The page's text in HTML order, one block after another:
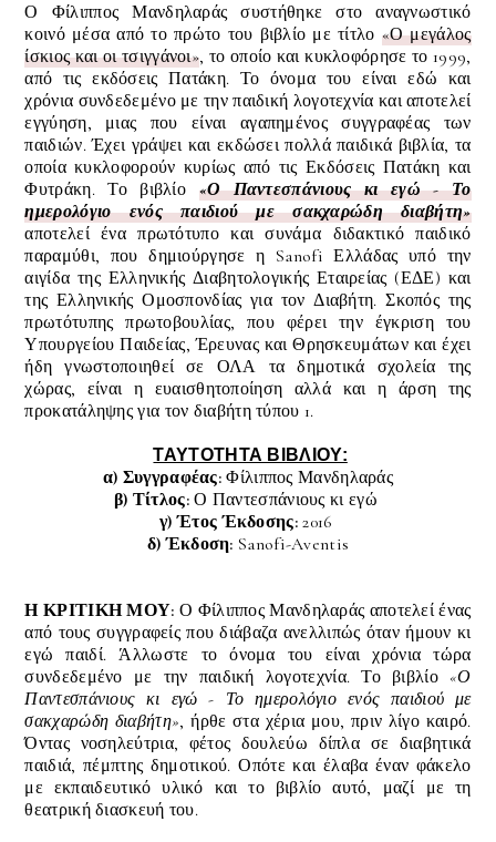
Ο Φίλιππος Μανδηλαράς συστήθηκε στο αναγνωστικό
κοινό μέσα από το πρώτο του βιβλίο με τίτλο «Ο μεγάλος
ίσκιος και οι τσιγγάνοι», το οποίο και κυκλοφόρησε το 1999,
από τις εκδόσεις Πατάκη. Το όνομα του είναι εδώ και
χρόνια συνδεδεμένο με την παιδική λογοτεχνία και αποτελεί
εγγύηση, μιας που είναι αγαπημένος συγγραφέας των
παιδιών. Έχει γράψει και εκδώσει πολλά παιδικά βιβλία, τα
οποία κυκλοφορούν κυρίως από τις Εκδόσεις Πατάκη και
Φυτράκη. Το βιβλίο «Ο Παντεσπάνιους κι εγώ - Το
ημερολόγιο ενός παιδιού με σακχαρώδη διαβήτη»
αποτελεί ένα πρωτότυπο και συνάμα διδακτικό παιδικό
παραμύθι, που δημιούργησε η Sanofi Ελλάδας υπό την
αιγίδα της Ελληνικής Διαβητολογικής Εταιρείας (ΕΔΕ) και
της Ελληνικής Ομοσπονδίας για τον Διαβήτη.Σκοπός της
πρωτότυπης πρωτοβουλίας, που φέρει την έγκριση του
Υπουργείου Παιδείας, Έρευνας και Θρησκευμάτων και έχει
ήδη γνωστοποιηθεί σε ΟΛΑ τα δημοτικά σχολεία της
χώρας, είναι η ευαισθητοποίηση αλλά και η άρση της
προκατάληψης για τον διαβήτη τύπου 1.
ΤΑΥΤΟΤΗΤΑ ΒΙΒΛΙΟΥ:
α) Συγγραφέας: Φίλιππος Μανδηλαράς
β) Τίτλος:Ο Παντεσπάνιους κι εγώ
γ) Έτος Έκδοσης: 2016
δ) Έκδοση: Sanofi-Aventis
Η ΚΡΙΤΙΚΗ ΜΟΥ: Ο Φίλιππος Μανδηλαράς αποτελεί ένας
από τους συγγραφείς που διάβαζα ανελλιπώς όταν ήμουν κι
εγώ παιδί. Άλλωστε το όνομα του είναι χρόνια τώρα
συνδεδεμένο με την παιδική λογοτεχνία. Το βιβλίο «Ο
Παντεσπάνιους κι εγώ - Το ημερολόγιο ενός παιδιού με
σακχαρώδη διαβήτη», ήρθε στα χέρια μου, πριν λίγο καιρό.
Όντας νοσηλεύτρια, φέτος δουλεύω δίπλα σε διαβητικά
παιδιά, πέμπτης δημοτικού. Οπότε και έλαβα έναν φάκελο
με εκπαιδευτικό υλικό και το βιβλίο αυτό, μαζί με τη
θεατρική διασκευή του.